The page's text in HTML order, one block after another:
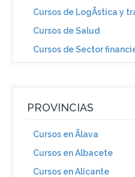
Cursos de LogÃ­stica y
Cursos de Salud
Cursos de Sector
PROVINCIAS
Cursos en Ãlava
Cursos en Albacete
Cursos en Alicante